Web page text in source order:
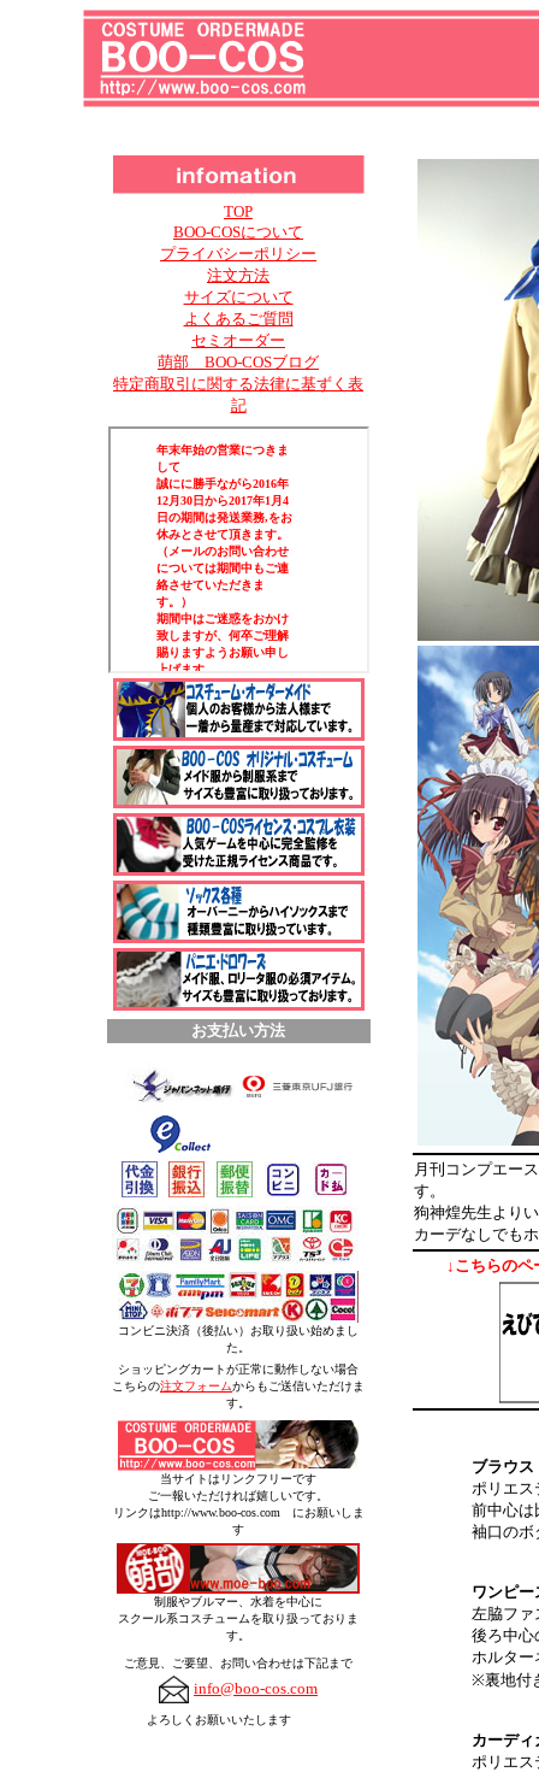
TOP
BOO-COSについて
プライバシーポリシー
注文方法
サイズについて
よくあるご質問
セミオーダー
萌部 BOO-COSブログ
特定商取引に関する法律に基ずく表
記
お支払い方法
コンビニ決済（後払い）お取り扱い始めまし
た。
ショッピングカートが正常に動作しない場合
こちらの注文フォームからもご送信いただけま
す。
当サイトはリンクフリーです
ご一報いただければ嬉しいです。
リンクはhttp://www.boo-cos.com にお願いしま
す
制服やブルマー、水着を中心に
スクール系コスチュームを取り扱っておりま
す。
ご意見、ご要望、お問い合わせは下記まで
info@boo-cos.com
よろしくお願いいたします
月刊コンプエー
す。
狗神煌先生より
カーデなしでも
↓こちらのペ
ブラウス
ポリエス
前中心は
袖口のボ
ワンピー
左脇ファ
後ろ中心
ホルター
※裏地付
カーディ
ポリエス